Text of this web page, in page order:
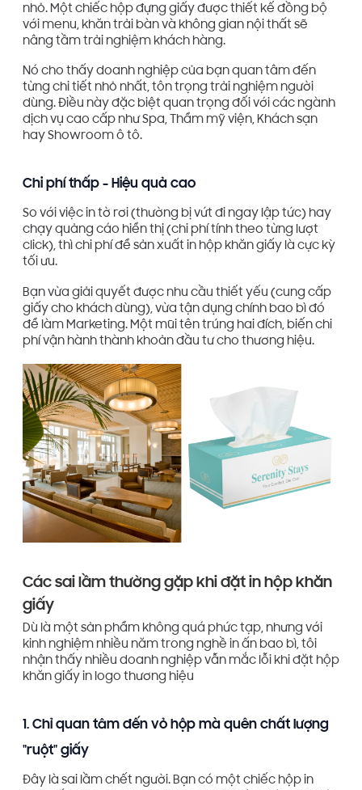
nhỏ. Một chiếc hộp đựng giấy được thiết kế đồng bộ
với menu, khăn trải bàn và không gian nội thất sẽ
nâng tầm trải nghiệm khách hàng.
Nó cho thấy doanh nghiệp của bạn quan tâm đến
từng chi tiết nhỏ nhất, tôn trọng trải nghiệm người
dùng. Điều này đặc biệt quan trọng đối với các ngành
dịch vụ cao cấp như Spa, Thẩm mỹ viện, Khách sạn
hay Showroom ô tô.
Chi phí thấp - Hiệu quả cao
So với việc in tờ rơi (thường bị vứt đi ngay lập tức) hay
chạy quảng cáo hiển thị (chi phí tính theo từng lượt
click), thì chi phí để sản xuất in hộp khăn giấy là cực kỳ
tối ưu.
Bạn vừa giải quyết được nhu cầu thiết yếu (cung cấp
giấy cho khách dùng), vừa tận dụng chính bao bì đó
để làm Marketing. Một mũi tên trúng hai đích, biến chi
phí vận hành thành khoản đầu tư cho thương hiệu.
Các sai lầm thường gặp khi đặt in hộp khăn
giấy
Dù là một sản phẩm không quá phức tạp, nhưng với
kinh nghiệm nhiều năm trong nghề in ấn bao bì, tôi
nhận thấy nhiều doanh nghiệp vẫn mắc lỗi khi đặt hộp
khăn giấy in logo thương hiệu
1. Chỉ quan tâm đến vỏ hộp mà quên chất lượng
"ruột" giấy
Đây là sai lầm chết người. Bạn có một chiếc hộp in